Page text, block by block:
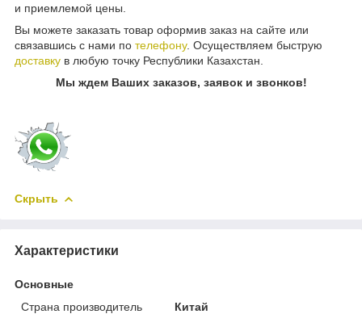
и приемлемой цены.
Вы можете заказать товар оформив заказ на сайте или
связавшись с нами по телефону. Осуществляем быструю
доставку в любую точку Республики Казахстан.
Мы ждем Ваших заказов, заявок и звонков!
Скрыть
Характеристики
Основные
Страна производитель
Китай